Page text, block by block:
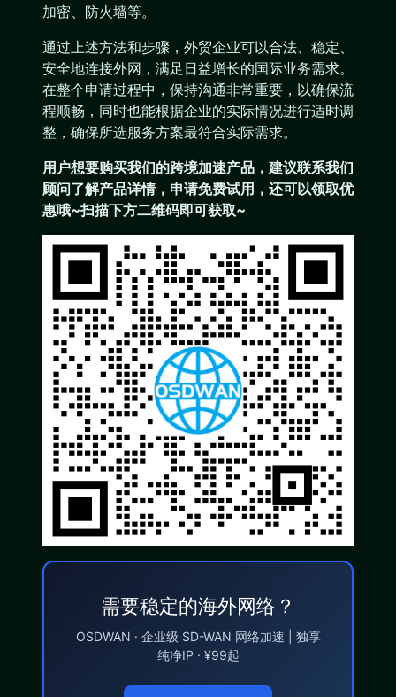
加密、防火墙等。
通过上述方法和步骤，外贸企业可以合法、稳定、
安全地连接外网，满足日益增长的国际业务需求。
在整个申请过程中，保持沟通非常重要，以确保流
程顺畅，同时也能根据企业的实际情况进行适时调
整，确保所选服务方案最符合实际需求。
用户想要购买我们的跨境加速产品 ，建议联系我们
顾问了解产品详情，申请免费试用，还可以领取优
惠哦~扫描下方二维码即可获取~
需要稳定的海外网络？
OSDWAN · 企业级 SD-WAN 网络加速 | 独享
纯净IP · ¥99起